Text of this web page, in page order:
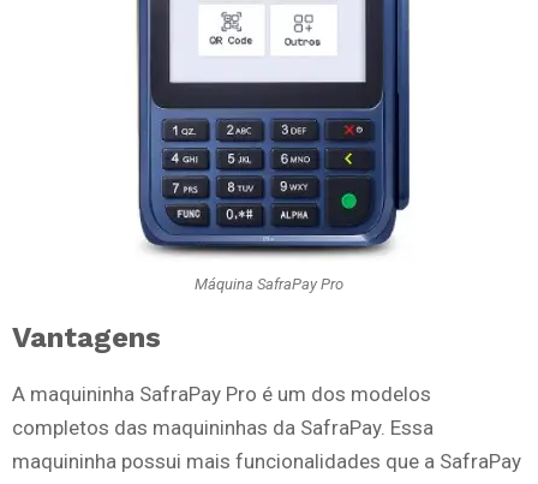
Máquina SafraPay Pro
Vantagens
A maquininha SafraPay Pro é um dos modelos
completos das maquininhas da SafraPay. Essa
maquininha possui mais funcionalidades que a SafraPay